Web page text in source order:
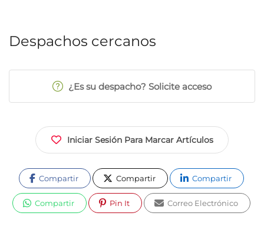
Despachos cercanos
¿Es su despacho? Solicite acceso
Iniciar Sesión Para Marcar Artículos
Compartir Compartir Compartir
Compartir Pin It Correo Electrónico